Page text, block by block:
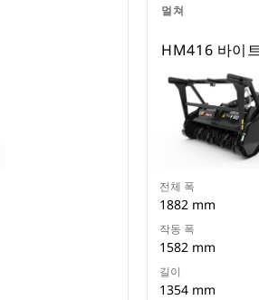
멀쳐
HM416 바이
전체 폭
1882 mm
작동 폭
1582 mm
길이
1354 mm